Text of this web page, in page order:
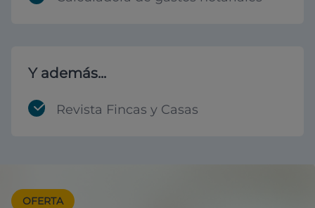
Y además...
Revista Fincas y Casas
OFERTA